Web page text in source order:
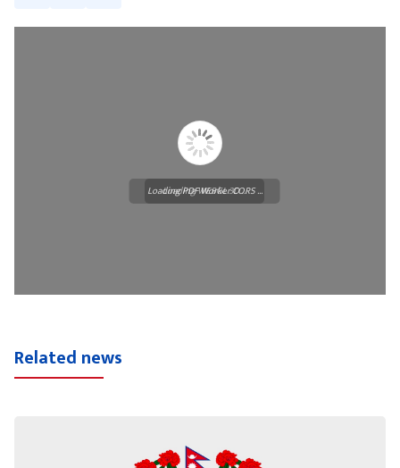
Loading WEBGL 3D ...
Loading PDF Worker CORS ...
Related news